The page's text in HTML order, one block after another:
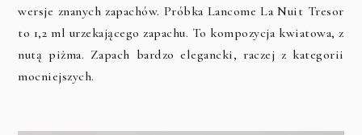
wersje znanych zapachów. Próbka Lancome La Nuit Tresor
to 1,2 ml urzekającego zapachu. To kompozycja kwiatowa, z
nutą piżma. Zapach bardzo elegancki, raczej z kategorii
mocniejszych.